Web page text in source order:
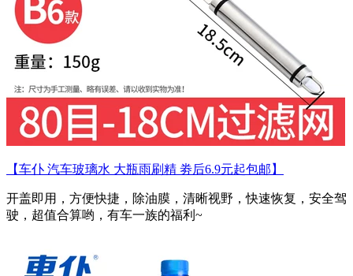
【车仆 汽车玻璃水 大瓶雨刷精 劵后6.9元起包邮】
开盖即用，方便快捷，除油膜，清晰视野，快速恢复，安全驾
驶，超值合算哟，有车一族的福利~